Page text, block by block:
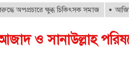
ক্ষুব্ধ চিকিৎসক সমাজ আজিমপুর
ও সানাউল্লাহ